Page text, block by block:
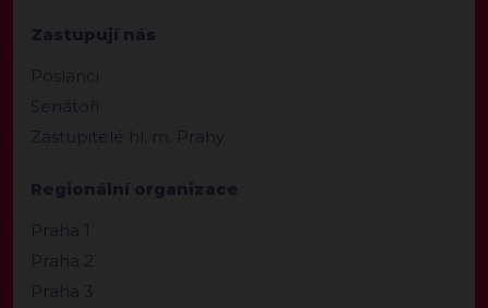
Zastupují nás
Poslanci
Senátoři
Zastupitelé hl. m. Prahy
Regionální organizace
Praha 1
Praha 2
Praha 3